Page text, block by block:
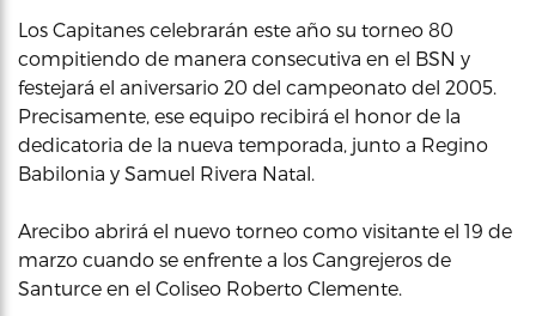
Los Capitanes celebrarán este año su torneo 80
compitiendo de manera consecutiva en el BSN y
festejará el aniversario 20 del campeonato del 2005.
Precisamente, ese equipo recibirá el honor de la
dedicatoria de la nueva temporada, junto a Regino
Babilonia y Samuel Rivera Natal.
Arecibo abrirá el nuevo torneo como visitante el 19 de
marzo cuando se enfrente a los Cangrejeros de
Santurce en el Coliseo Roberto Clemente.